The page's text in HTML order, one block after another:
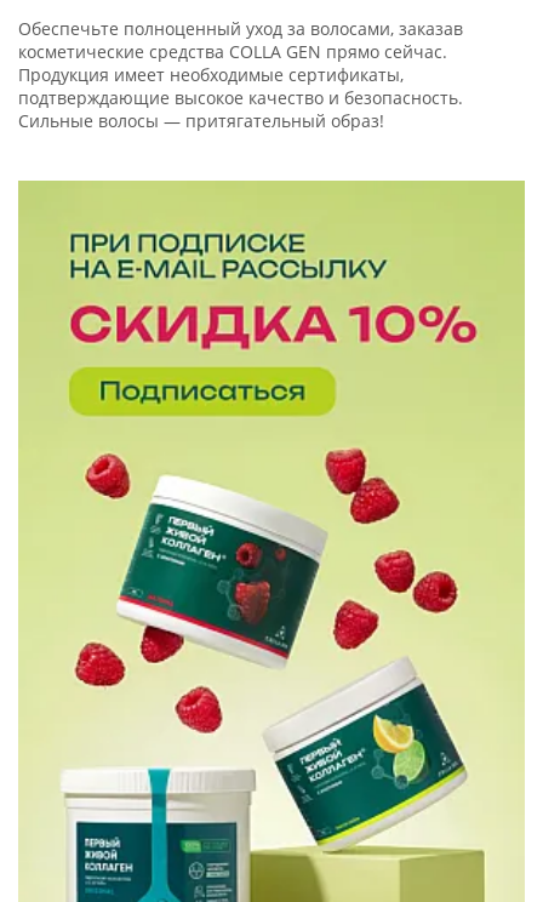
Обеспечьте полноценный уход за волосами, заказав
косметические средства COLLA GEN прямо сейчас.
Продукция имеет необходимые сертификаты,
подтверждающие высокое качество и безопасность.
Сильные волосы — притягательный образ!